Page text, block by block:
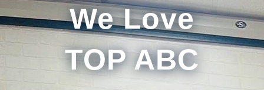
We Love
TOP ABC